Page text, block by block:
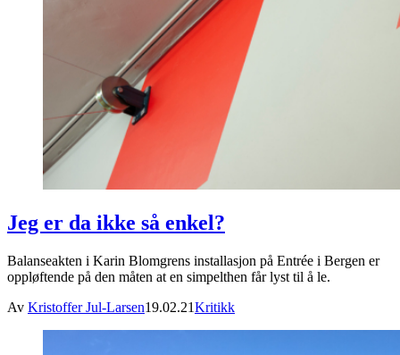
Jeg er da ikke så enkel?
Balanseakten i Karin Blomgrens installasjon på Entrée i Bergen er
oppløftende på den måten at en simpelthen får lyst til å le.
Av Kristoffer Jul-Larsen19.02.21Kritikk